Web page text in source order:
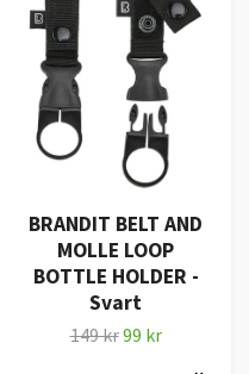
BRANDIT BELT AND
MOLLE LOOP
BOTTLE HOLDER -
Svart
149 kr99 kr